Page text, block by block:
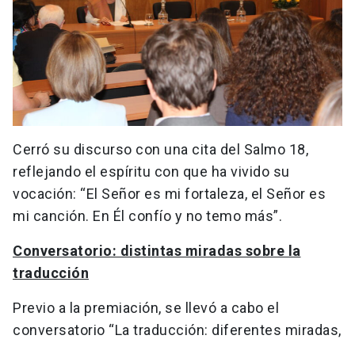
Cerró su discurso con una cita del Salmo 18,
reflejando el espíritu con que ha vivido su
vocación: “El Señor es mi fortaleza, el Señor es
mi canción. En Él confío y no temo más”.
Conversatorio: distintas miradas sobre la
traducción
Previo a la premiación, se llevó a cabo el
conversatorio “La traducción: diferentes miradas,